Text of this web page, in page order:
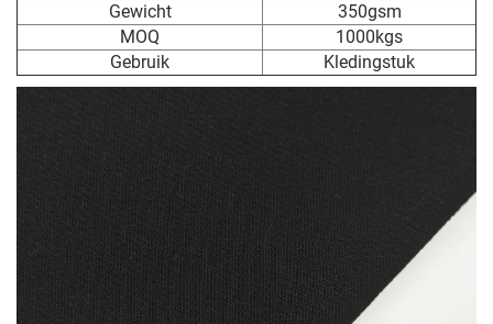
Gewicht
350gsm
MOQ
1000kgs
Gebruik
Kledingstuk